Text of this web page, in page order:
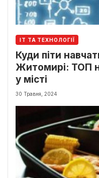
ІТ ТА ТЕХНОЛОГІЇ
Куди піти
Житомирі: ТОП
у місті
30 Травня, 2024